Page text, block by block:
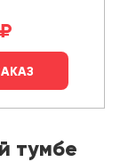
₽
тумбе